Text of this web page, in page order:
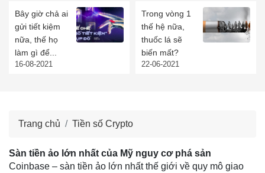
Bây giờ chả ai
gửi tiết kiệm
nữa, thế họ
làm gì để...
16-08-2021
Trong vòng 1
thế hệ nữa,
thuốc lá sẽ
biến mất?
22-06-2021
Trang chủ Tiền số Crypto
Sàn tiền ảo lớn nhất của Mỹ nguy cơ phá sản
Coinbase – sàn tiền ảo lớn nhất thế giới về quy mô giao